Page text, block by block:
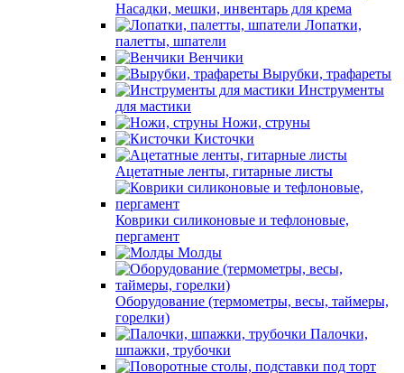
Насадки, мешки, инвентарь для крема
Лопатки,
палетты, шпатели
Венчики
Вырубки, трафареты
Инструменты
для мастики
Ножи, струны
Кисточки
Ацетатные ленты, гитарные листы
Коврики силиконовые и тефлоновые,
пергамент
Молды
Оборудование (термометры, весы, таймеры,
горелки)
Палочки,
шпажки, трубочки